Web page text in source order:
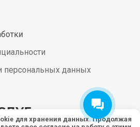
персональных данных
для хранения данных. Продолжая